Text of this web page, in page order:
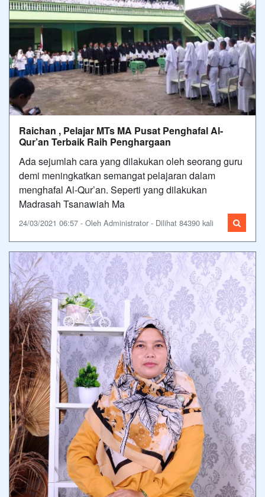
Raichan , Pelajar MTs MA Pusat Penghafal Al-
Qur’an Terbaik Raih Penghargaan
Ada sejumlah cara yang dilakukan oleh seorang guru
demi meningkatkan semangat pelajaran dalam
menghafal Al-Qur’an. Seperti yang dilakukan
Madrasah Tsanawiah Ma
24/03/2021 06:57 - Oleh Administrator - Dilihat 84390 kali